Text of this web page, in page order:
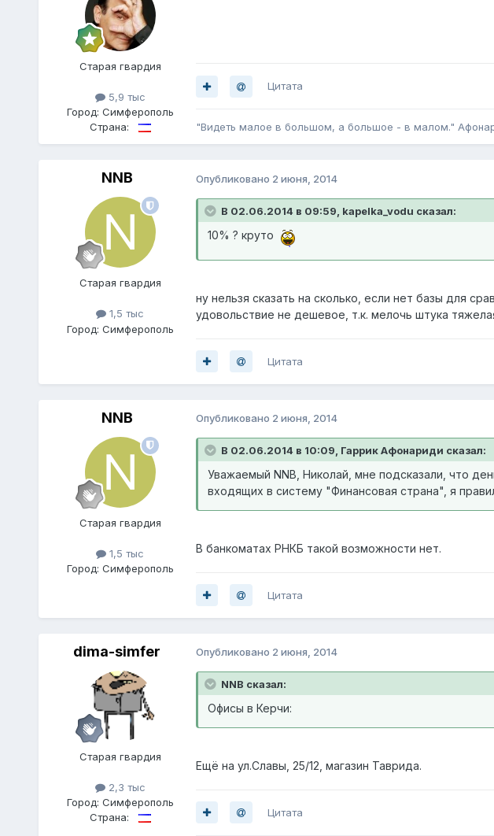
Старая гвардия
5,9 тыс
Город: Симферополь
Страна:
Цитата
"Видеть малое в большом, а большое - в малом."
NNB
Старая гвардия
1,5 тыс
Город: Симферополь
Опубликовано 2 июня, 2014
В 02.06.2014 в 09:59, kapelka_vodu сказал:
10% ? круто
ну нельзя сказать на сколько, если нет базы для
удовольствие не дешевое, т.к. мелочь штука
Цитата
NNB
Старая гвардия
1,5 тыс
Город: Симферополь
Опубликовано 2 июня, 2014
В 02.06.2014 в 10:09, Гаррик Афонариди сказал:
Уважаемый NNB, Николай, мне подсказали, что
входящих в систему "Финансовая страна", я
В банкоматах РНКБ такой возможности нет.
Цитата
dima-simfer
Старая гвардия
2,3 тыс
Город: Симферополь
Страна:
Опубликовано 2 июня, 2014
NNB сказал:
Офисы в Керчи:
Ещё на ул.Славы, 25/12, магазин Таврида.
Цитата